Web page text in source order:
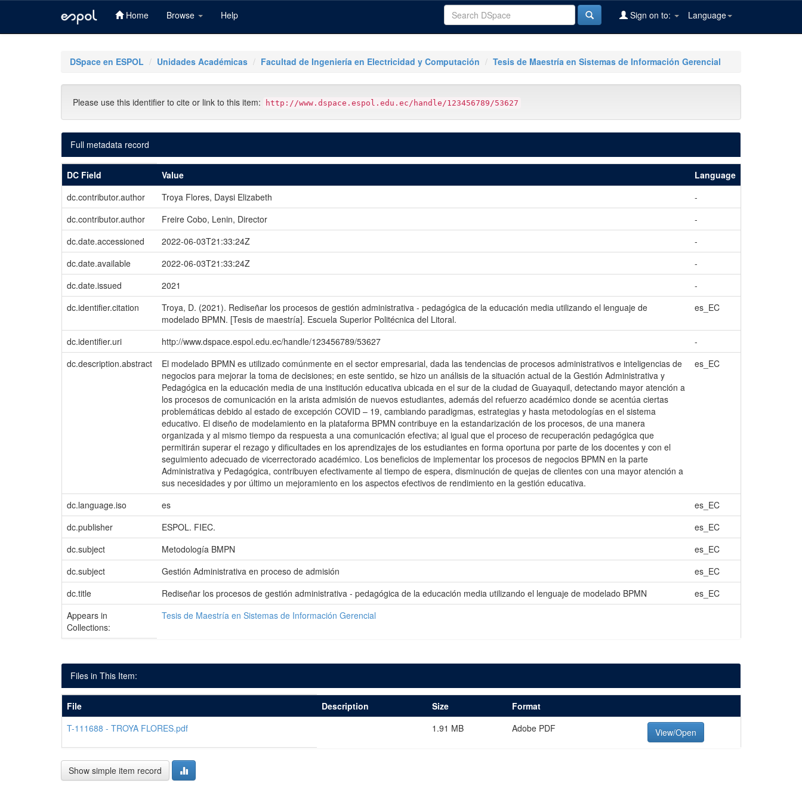
Home Browse Help Language
Sign on to:
DSpace en ESPOL Unidades Académicas Facultad de Ingeniería en Electricidad y Computación Tesis de Maestría en Sistemas de Información Gerencial
Please use this identifier to cite or link to this item: http://www.dspace.espol.edu.ec/handle/123456789/53627
Full metadata record
DC Field Value
Language
dc.contributor.author
Troya Flores, Daysi Elizabeth
-
dc.contributor.author
Freire Cobo, Lenin, Director
-
dc.date.accessioned
2022-06-03T21:33:24Z
-
dc.date.available
2022-06-03T21:33:24Z
-
dc.date.issued
2021
-
dc.identifier.citation
Troya, D. (2021). Rediseñar los procesos de gestión administrativa - pedagógica de la educación media utilizando el lenguaje de
modelado BPMN. [Tesis de maestría]. Escuela Superior Politécnica del Litoral.
es_EC
dc.identifier.uri http://www.dspace.espol.edu.ec/handle/123456789/53627
-
dc.description.abstract
El modelado BPMN es utilizado comúnmente en el sector empresarial, dada las tendencias de procesos administrativos e inteligencias de
negocios para mejorar la toma de decisiones; en este sentido, se hizo un análisis de la situación actual de la Gestión Administrativa y
Pedagógica en la educación media de una institución educativa ubicada en el sur de la ciudad de Guayaquil, detectando mayor atención a
los procesos de comunicación en la arista admisión de nuevos estudiantes, además del refuerzo académico donde se acentúa ciertas
problemáticas debido al estado de excepción COVID – 19, cambiando paradigmas, estrategias y hasta metodologías en el sistema
educativo. El diseño de modelamiento en la plataforma BPMN contribuye en la estandarización de los procesos, de una manera
organizada y al mismo tiempo da respuesta a una comunicación efectiva; al igual que el proceso de recuperación pedagógica que
permitirán superar el rezago y dificultades en los aprendizajes de los estudiantes en forma oportuna por parte de los docentes y con el
seguimiento adecuado de vicerrectorado académico. Los beneficios de implementar los procesos de negocios BPMN en la parte
Administrativa y Pedagógica, contribuyen efectivamente al tiempo de espera, disminución de quejas de clientes con una mayor atención a
sus necesidades y por último un mejoramiento en los aspectos efectivos de rendimiento en la gestión educativa.
es_EC
dc.language.iso es
es_EC
dc.publisher
ESPOL. FIEC.
es_EC
dc.subject
Metodología BMPN
es_EC
dc.subject
Gestión Administrativa en proceso de admisión
es_EC
dc.title
Rediseñar los procesos de gestión administrativa - pedagógica de la educación media utilizando el lenguaje de modelado BPMN
es_EC
Appears in
Collections:
Tesis de Maestría en Sistemas de Información Gerencial
Files in This Item:
File Description Size
Format
T-111688 - TROYA FLORES.pdf
1.91 MB Adobe PDF View/Open
Show simple item record